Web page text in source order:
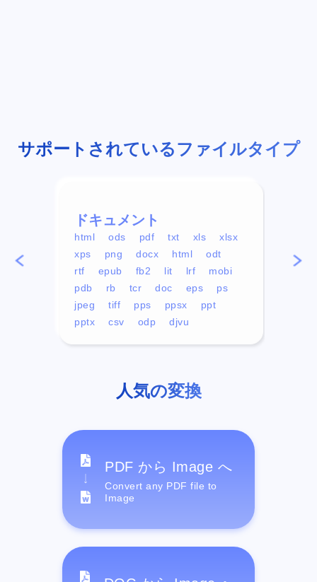
サポートされているファイルタイプ
ドキュメント
html ods pdf txt xls
xlsx
xps
png docx html
odt
rtf
epub fb2 lit lrf
mobi
pdb
rb tcr doc eps
ps
jpeg
tiff pps ppsx
ppt
pptx
csv odp djvu
mp4
人気の変換
PDF から Image へ
Convert any PDF file to
Image